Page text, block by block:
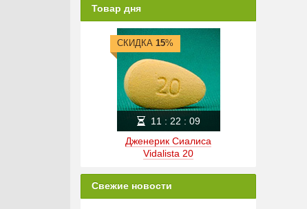
Товар дня
Дженерик Сиалиса
Vidalista 20
СКИДКА 15%
11 : 22 : 09
Свежие новости